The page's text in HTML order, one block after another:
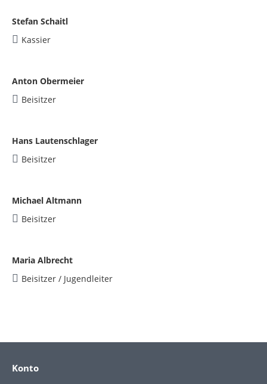
Stefan Schaitl
Kassier
Anton Obermeier
Beisitzer
Hans Lautenschlager
Beisitzer
Michael Altmann
Beisitzer
Maria Albrecht
Beisitzer / Jugendleiter
Konto